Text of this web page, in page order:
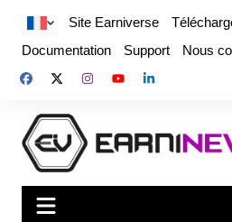
Site Earniverse
Documentation
Support Nous